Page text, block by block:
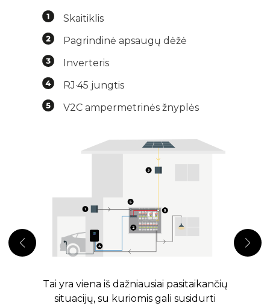
Skaitiklis
Pagrindinė apsaugų dėžė
Inverteris
RJ·45 jungtis
V2C ampermetrinės žnyplės
Tai yra viena iš dažniausiai pasitaikančių
situacijų, su kuriomis gali susidurti